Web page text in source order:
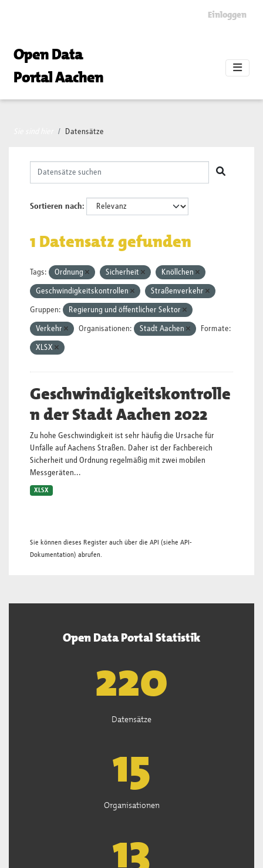
Einloggen
Open Data
Portal Aachen
Datensätze
Sortieren nach
1 Datensatz gefunden
Tags: Ordnung Sicherheit Knöllchen
Geschwindigkeitskontrollen Straßenverkehr
Gruppen: Regierung und öffentlicher Sektor
Verkehr Organisationen: Stadt Aachen Formate:
XLSX
Geschwindigkeitskontrolle
n der Stadt Aachen 2022
Zu hohe Geschwindigkeit ist sehr häufig die Ursache für
Unfälle auf Aachens Straßen. Daher ist der Fachbereich
Sicherheit und Ordnung regelmäßig mit zwei mobilen
Messgeräten...
XLSX
Sie können dieses Register auch über die API (siehe API-
Dokumentation) abrufen.
Open Data Portal Statistik
221
Datensätze
15
Organisationen
13